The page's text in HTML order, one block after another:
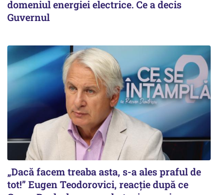
domeniul energiei electrice. Ce a decis
Guvernul
„Dacă facem treaba asta, s-a ales praful de
tot!” Eugen Teodorovici, reacție după ce